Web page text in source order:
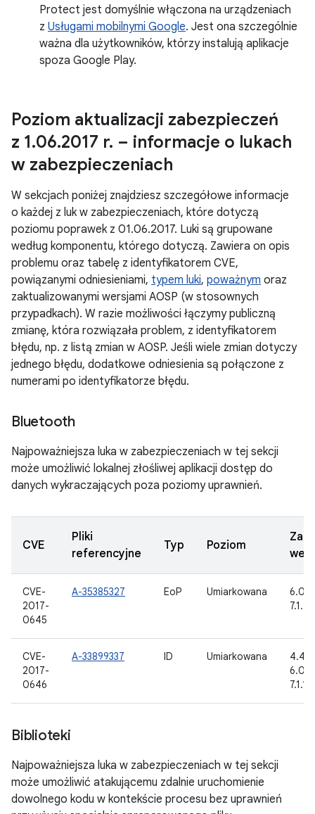
Protect jest domyślnie włączona na urządzeniach
z Usługami mobilnymi Google. Jest ona szczególnie
ważna dla użytkowników, którzy instalują aplikacje
spoza Google Play.
Poziom aktualizacji zabezpieczeń
z 1.06.2017 r. – informacje o lukach
w zabezpieczeniach
W sekcjach poniżej znajdziesz szczegółowe informacje
o każdej z luk w zabezpieczeniach, które dotyczą
poziomu poprawek z 01.06.2017. Luki są grupowane
według komponentu, którego dotyczą. Zawiera on opis
problemu oraz tabelę z identyfikatorem CVE,
powiązanymi odniesieniami, typem luki, poważnym oraz
zaktualizowanymi wersjami AOSP (w stosownych
przypadkach). W razie możliwości łączymy publiczną
zmianę, która rozwiązała problem, z identyfikatorem
błędu, np. z listą zmian w AOSP. Jeśli wiele zmian dotyczy
jednego błędu, dodatkowe odniesienia są połączone z
numerami po identyfikatorze błędu.
Bluetooth
Najpoważniejsza luka w zabezpieczeniach w tej sekcji
może umożliwić lokalnej złośliwej aplikacji dostęp do
danych wykraczających poza poziomy uprawnień.
CVE
Pliki
referencyjne
Typ Poziom
CVE-
2017-
0645
A-35385327 EoP Umiarkowana
7.1.2
CVE-
2017-
0646
A-33899337 ID Umiarkowana
6.0,
7.1.1,
Biblioteki
Najpoważniejsza luka w zabezpieczeniach w tej sekcji
może umożliwić atakującemu zdalnie uruchomienie
dowolnego kodu w kontekście procesu bez uprawnień